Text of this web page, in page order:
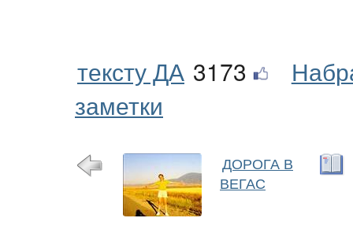
тексту ДА 3173
заметки
ДОРОГА В
ВЕГАС